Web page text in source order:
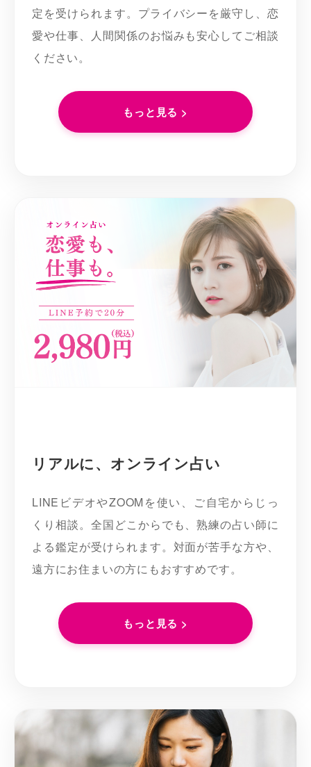
定を受けられます。プライバシーを厳守し、恋
愛や仕事、人間関係のお悩みも安心してご相談
ください。
もっと見る >
リアルに、オンライン占い
LINEビデオやZOOMを使い、ご自宅からじっ
くり相談。全国どこからでも、熟練の占い師に
よる鑑定が受けられます。対面が苦手な方や、
遠方にお住まいの方にもおすすめです。
もっと見る >